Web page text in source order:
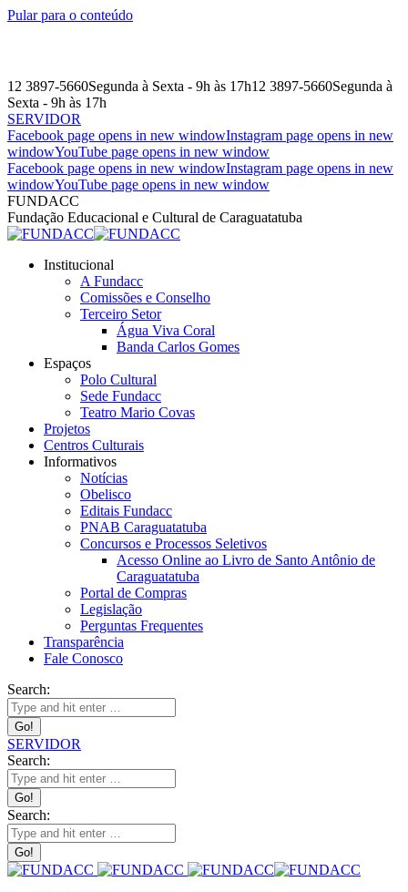
Pular para o conteúdo
12 3897-5660Segunda à Sexta - 9h às 17h12 3897-5660Segunda à
Sexta - 9h às 17h
SERVIDOR
Facebook page opens in new windowInstagram page opens in new
windowYouTube page opens in new window
Facebook page opens in new windowInstagram page opens in new
windowYouTube page opens in new window
FUNDACC
Fundação Educacional e Cultural de Caraguatatuba
Institucional
A Fundacc
Comissões e Conselho
Terceiro Setor
Água Viva Coral
Banda Carlos Gomes
Espaços
Polo Cultural
Sede Fundacc
Teatro Mario Covas
Projetos
Centros Culturais
Informativos
Notícias
Obelisco
Editais Fundacc
PNAB Caraguatatuba
Concursos e Processos Seletivos
Acesso Online ao Livro de Santo Antônio de
Caraguatatuba
Portal de Compras
Legislação
Perguntas Frequentes
Transparência
Fale Conosco
Search:
SERVIDOR
Search:
Search: